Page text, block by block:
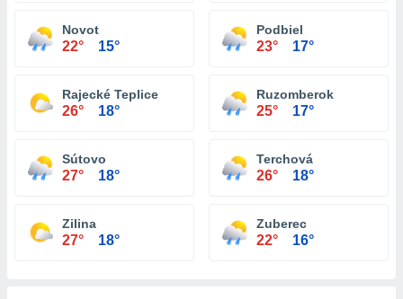
Novot
22° 15°
Podbiel
23° 17°
Rajecké Teplice
26° 18°
Ruzomberok
25° 17°
Sútovo
27° 18°
Terchová
26° 18°
Zilina
27° 18°
Zuberec
22° 16°